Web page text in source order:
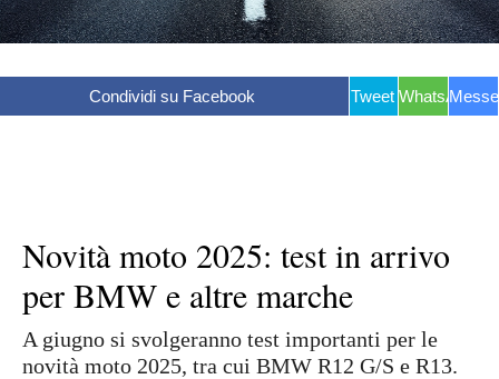
Condividi su Facebook Tweet WhatsApp
Novità moto 2025: test in arrivo
per BMW e altre marche
A giugno si svolgeranno test importanti per le
novità moto 2025, tra cui BMW R12 G/S e R13.